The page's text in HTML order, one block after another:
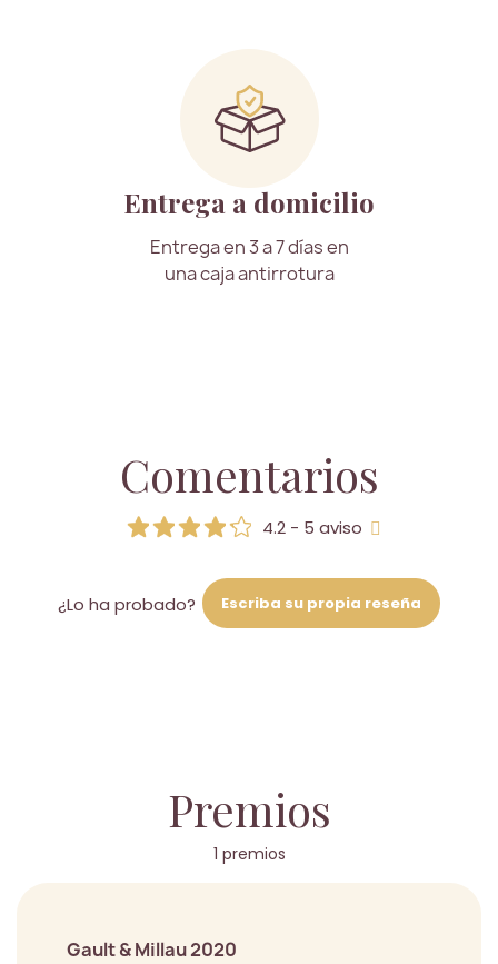
Entrega a domicilio
Entrega en 3 a 7 días en
una caja antirrotura
Comentarios
4.2 - 5 aviso
¿Lo ha probado? Escriba su propia reseña
Premios
1 premios
Gault & Millau 2020